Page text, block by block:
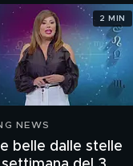
NEWS
belle dalle stelle
2 MIN